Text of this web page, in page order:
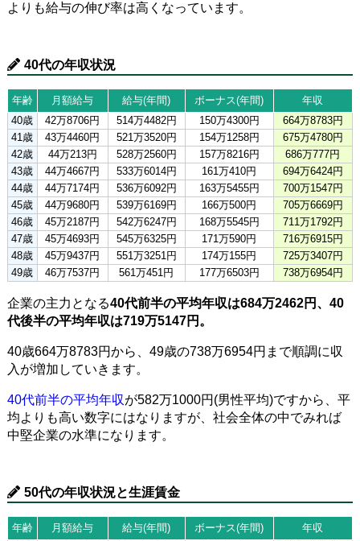
よりも給与の伸び率は高くなっています。
40代の年収状況
年齢 月額給与 給与(年間) ボーナス(年間)
年収
40歳
42万8706円 514万4482円 150万4300円
664万8783円
41歳
43万4460円 521万3520円 154万1258円
675万4780円
42歳
44万213円 528万2560円 157万8216円
686万777円
43歳
44万4667円 533万6014円 161万410円
694万6424円
44歳
44万7174円 536万6092円 163万5455円
700万1547円
45歳
44万9680円 539万6169円 166万500円
705万6669円
46歳
45万2187円 542万6247円 168万5545円
711万1792円
47歳
45万4693円 545万6325円 171万590円
716万6915円
48歳
45万9437円 551万3251円 174万155円
725万3407円
49歳
46万7537円 561万451円 177万6503円 738万6954円
企業の主力となる40代前半の平均年収は684万2462円、40
代後半の平均年収は719万5147円。
40歳664万8783円から、49歳の738万6954円まで順調に収
入が増加していきます。
40代前半の平均年収が582万1000円(男性平均)ですから、平
均よりも高い数字にはなりますが、社会全体の中でみれば
中堅企業の水準になります。
50代の年収状況と生涯賃金
年齢 月額給与 給与(年間) ボーナス(年間)
年収